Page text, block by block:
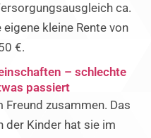
ca.
kleine Rente von
€.
– schlechte
passiert
zusammen. Das
der Kinder hat sie im